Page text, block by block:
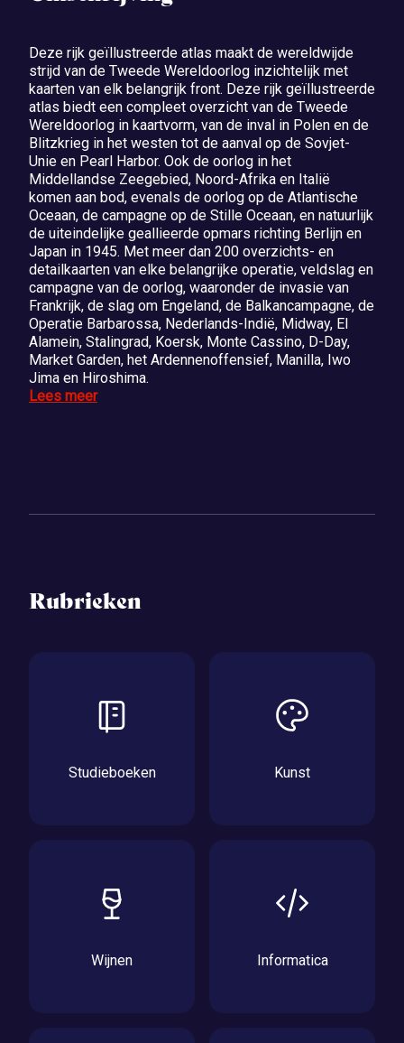
Deze rijk geïllustreerde atlas maakt de wereldwijde
strijd van de Tweede Wereldoorlog inzichtelijk met
kaarten van elk belangrijk front. Deze rijk geïllustreerde
atlas biedt een compleet overzicht van de Tweede
Wereldoorlog in kaartvorm, van de inval in Polen en de
Blitzkrieg in het westen tot de aanval op de Sovjet-
Unie en Pearl Harbor. Ook de oorlog in het
Middellandse Zeegebied, Noord-Afrika en Italië
komen aan bod, evenals de oorlog op de Atlantische
Oceaan, de campagne op de Stille Oceaan, en natuurlijk
de uiteindelijke geallieerde opmars richting Berlijn en
Japan in 1945. Met meer dan 200 overzichts- en
detailkaarten van elke belangrijke operatie, veldslag en
campagne van de oorlog, waaronder de invasie van
Frankrijk, de slag om Engeland, de Balkancampagne, de
Operatie Barbarossa, Nederlands-Indië, Midway, El
Alamein, Stalingrad, Koersk, Monte Cassino, D-Day,
Market Garden, het Ardennenoffensief, Manilla, Iwo
Jima en Hiroshima.
Lees meer
Rubrieken
Studieboeken Kunst
Wijnen Informatica